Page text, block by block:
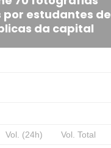
estudantes de
da capital